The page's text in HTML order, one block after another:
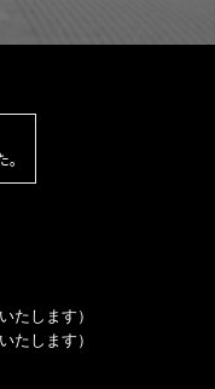
たします）
たします）